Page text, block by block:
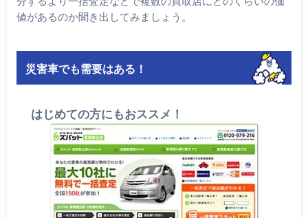
値があるのか聞き出してみましょう。
災害車でも需要はある！
はじめての方にもおススメ！